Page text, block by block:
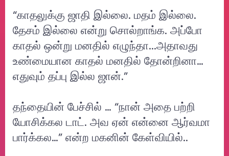
“காதலுக்கு ஜாதி இல்லை. மதம் இல்லை.
தேசம் இல்லை என்று சொல்றாங்க. அப்போ
காதல் ஒன்று மனதில் எழுந்தா...அதாவது
உண்மையான காதல் மனதில் தோன்றினா…
எதுவும் தப்பு இல்ல ஜான்.”
தந்தையின் பேச்சில் … “நான் அதை பற்றி
யோசிக்கல டாட். அவ ஏன் என்னை ஆர்வமா
பார்க்கல…” என்ற மகனின் கேள்வியில்..